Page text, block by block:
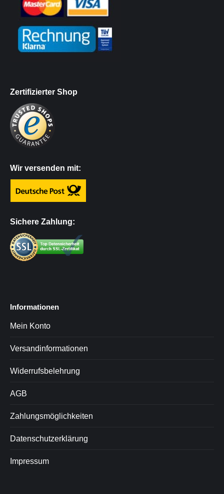
Zertifizierter Shop
Wir versenden mit:
Sichere Zahlung:
Informationen
Mein Konto
Versandinformationen
Widerrufsbelehrung
AGB
Zahlungsmöglichkeiten
Datenschutzerklärung
Impressum